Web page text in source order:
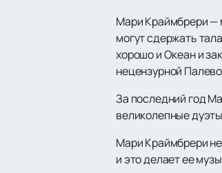
Мари Краймбрери —
могут сдержать
хорошо и Океан и
нецензурной
За последний год
великолепные
Мари Краймбрери
и это делает ее